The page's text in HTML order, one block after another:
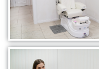
ВЕКТОРНЫЙ
лифтинг,